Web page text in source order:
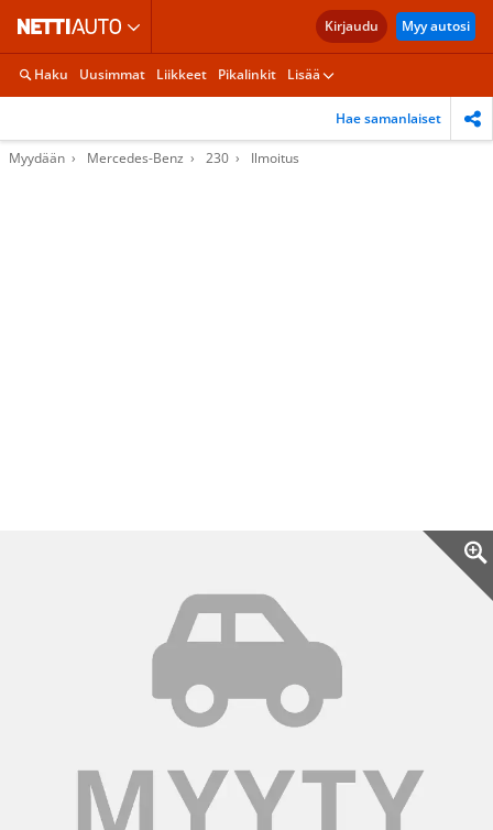
Kirjaudu Myy autosi
Haku Uusimmat Liikkeet Pikalinkit Lisää
Hae samanlaiset
Myydään Mercedes-Benz 230 Ilmoitus